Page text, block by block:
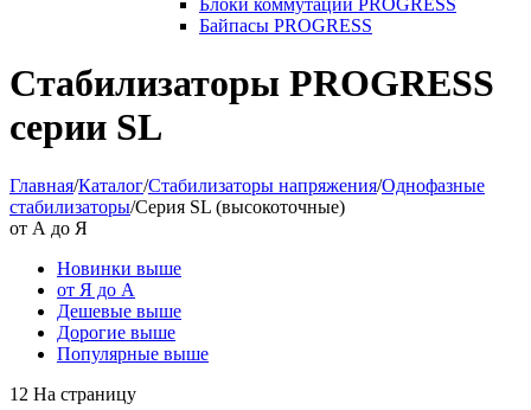
Блоки коммутации PROGRESS
Байпасы PROGRESS
Стабилизаторы PROGRESS
серии SL
Главная/Каталог/Стабилизаторы напряжения/Однофазные
стабилизаторы/Серия SL (высокоточные)
от А до Я
Новинки выше
от Я до А
Дешевые выше
Дорогие выше
Популярные выше
12 На страницу